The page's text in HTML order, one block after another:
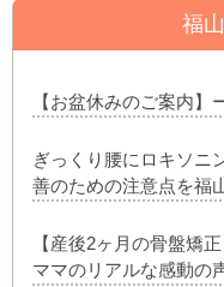
福
【お盆休みのご案内
ぎっくり腰にロキソニ
善のための注意点を福
【産後2ヶ月の骨盤矯
ママのリアルな感動の